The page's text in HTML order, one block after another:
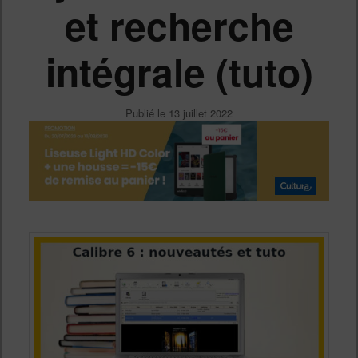
et recherche
intégrale (tuto)
Publié le 13 juillet 2022